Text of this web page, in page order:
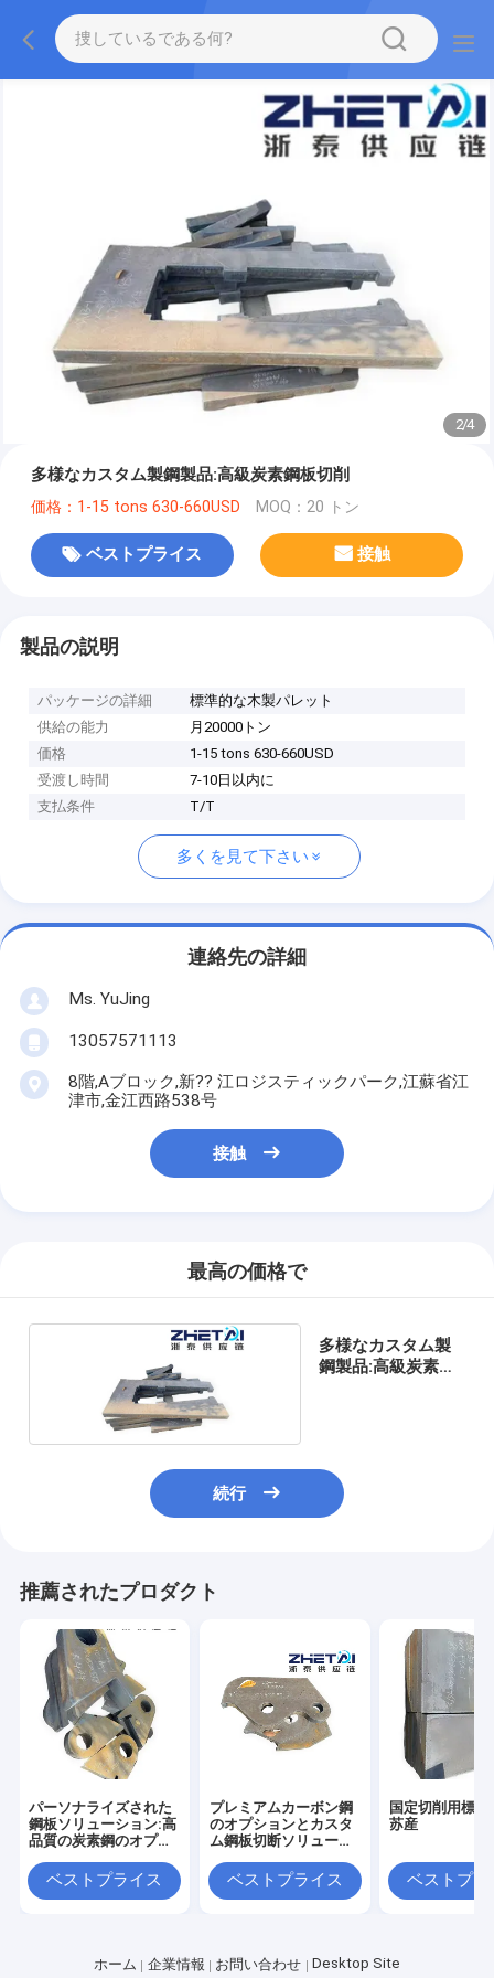
2/4
多様なカスタム製鋼製品:高級炭素鋼板切削
価格：1-15 tons 630-660USD MOQ：20 トン
ベストプライス 接触
製品の説明
パッケージの詳細
標準的な木製パレット
供給の能力
月20000トン
価格
1-15 tons 630-660USD
受渡し時間
7-10日以内に
支払条件
T/T
多くを見て下さい
連絡先の詳細
Ms. YuJing
13057571113
8階,Aブロック,新?? 江ロジスティックパーク,江蘇省江
津市,金江西路538号
接触
最高の価格で
多様なカスタム製
鋼製品:高級炭素鋼
続行
推薦されたプロダクト
パーソナライズされた
鋼板ソリューション:高
品質の炭素鋼のオプシ
ベストプライス
プレミアムカーボン鋼
のオプションとカスタ
ム鋼板切断ソリューシ
ベストプライス
国定切削用標準
苏産
ベストプラ
ホーム 企業情報 お問い合わせ Desktop Site